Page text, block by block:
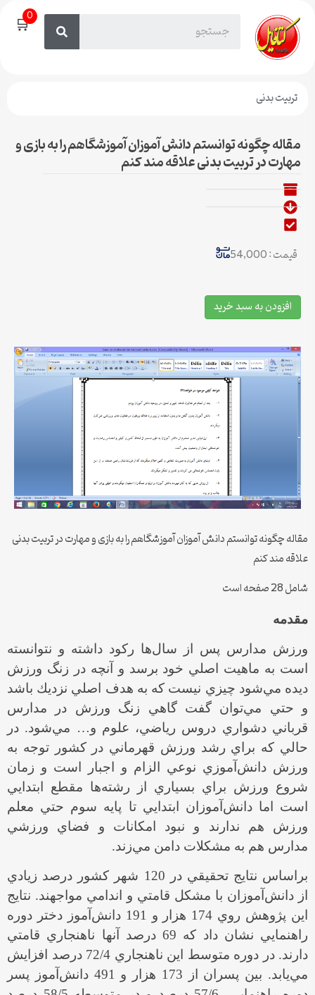
🛒0
تربیت بدنی
مقاله چگونه توانستم دانش آموزان آموزشگاهم را به بازی و
مهارت در تربیت بدنی علاقه مند کنم
قیمت : 54,000
افزودن به سبد خرید
مقاله چگونه توانستم دانش آموزان آموزشگاهم را به بازی و مهارت در تربیت بدنی
علاقه مند کنم
شامل 28 صفحه است
مقدمه
ورزش مدارس پس از سال‌ها ركود داشته و نتوانسته
است به ماهيت اصلي خود برسد و آنچه در زنگ ورزش
ديده مي‌شود چيزي نيست كه به هدف اصلي نزديك باشد
و حتي مي‌توان گفت گاهي زنگ ورزش در مدارس
قرباني دشواري دروس رياضي‌، علوم و… مي‌شود. در
حالي كه براي رشد ورزش قهرماني در كشور توجه به
ورزش دانش‌آموزي نوعي الزام و اجبار است و زمان
شروع ورزش براي بسياري از رشته‌ها مقطع ابتدايي
است اما دانش‌آموزان ابتدايي تا پايه سوم حتي معلم
ورزش هم ندارند و نبود امكانات و فضاي ورزشي
مدارس هم به مشكلات دامن مي‌زند.
براساس نتايج تحقيقي در 120 شهر كشور درصد زيادي
از دانش‌آموزان با مشكل قامتي و اندامي مواجهند. نتايج
اين پژوهش روي 174 هزار و 191 دانش‌آموز دختر دوره
راهنمايي نشان داد كه 69 درصد آنها ناهنجاري قامتي
دارند. در دوره متوسط اين ناهنجاري 72/4 درصد افزايش
مي‌يابد. بين پسران از 173 هزار و 491 دانش‌آموز پسر